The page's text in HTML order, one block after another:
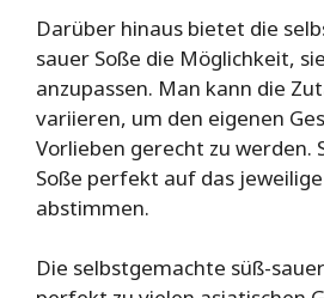
Darüber hinaus bietet die
sauer Soße die Möglichkeit,
anzupassen. Man kann die
variieren, um den eigenen
Vorlieben gerecht zu werden.
Soße perfekt auf das
abstimmen.
Die selbstgemachte süß-